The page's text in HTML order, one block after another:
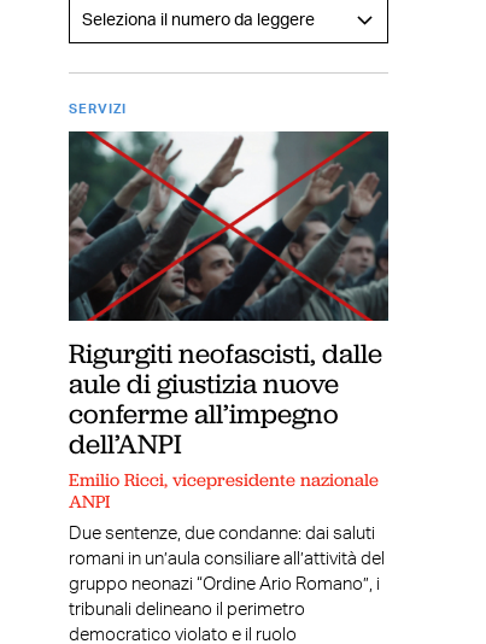
SERVIZI
Rigurgiti neofascisti, dalle
aule di giustizia nuove
conferme all’impegno
dell’ANPI
Emilio Ricci, vicepresidente nazionale
ANPI
Due sentenze, due condanne: dai saluti
romani in un’aula consiliare all’attività del
gruppo neonazi “Ordine Ario Romano”, i
tribunali delineano il perimetro
democratico violato e il ruolo